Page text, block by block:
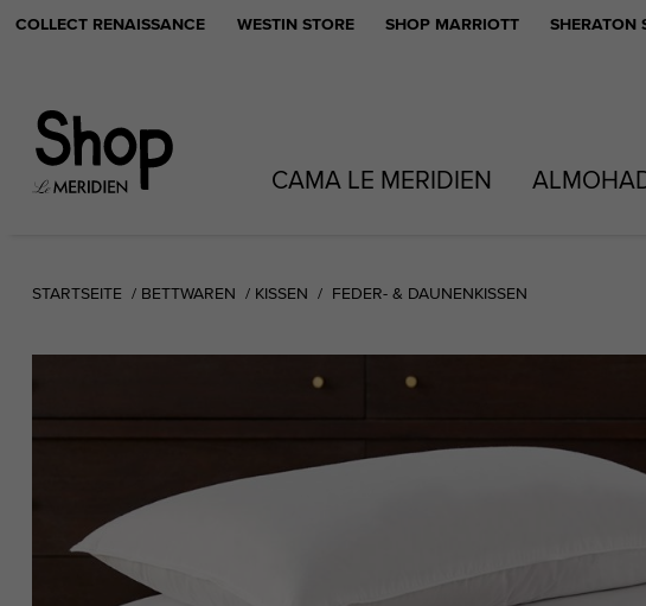
COLLECT RENAISSANCE WESTIN STORE SHOP MARRIOTT SHERATON
CAMA LE MERIDIEN
STARTSEITE BETTWAREN KISSEN FEDER- & DAUNENKISSEN